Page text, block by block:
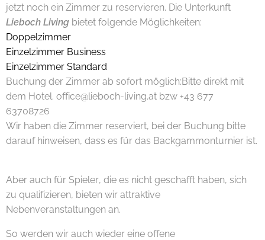
jetzt noch ein Zimmer zu reservieren. Die Unterkunft
Lieboch Living bietet folgende Möglichkeiten:
Doppelzimmer
Einzelzimmer Business
Einzelzimmer Standard
Buchung der Zimmer ab sofort möglich:Bitte direkt mit
dem Hotel. office@lieboch-living.at bzw +43 677
63708726
Wir haben die Zimmer reserviert, bei der Buchung bitte
darauf hinweisen, dass es für das Backgammonturnier ist.
Aber auch für Spieler, die es nicht geschafft haben, sich
zu qualifizieren, bieten wir attraktive
Nebenveranstaltungen an.
So werden wir auch wieder eine offene